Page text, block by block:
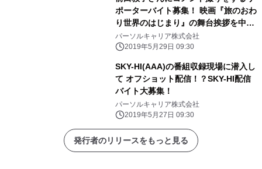
ポーターバイト募集！ 映画『旅のおわ
り世界のはじまり』の舞台挨拶を中
継！
パーソルキャリア株式会社
2019年5月29日 09:30
SKY-HI(AAA)の番組収録現場に潜入し
て オフショット配信！？SKY-HI配信
バイト大募集！
パーソルキャリア株式会社
2019年5月27日 09:30
発行者のリリースをもっと見る